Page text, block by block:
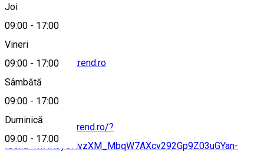
Joi
09:00 - 17:00
Vineri
09:00 - 17:00
Sâmbătă
09:00 - 17:00
Duminică
09:00 - 17:00
office@gardenarttrend.ro
https://gardenarttrend.ro/?
fbclid=IwAR3yUHvzXM_MbqW7AXcv292Gp9Z03uGYan-